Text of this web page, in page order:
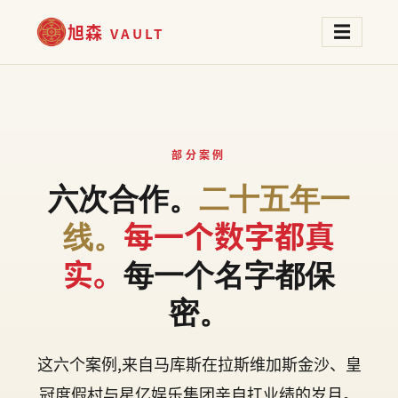
旭森 VAULT ☰
部分案例
六次合作。 二十五年一
线。 每一个数字都真
实。 每一个名字都保
密。
这六个案例,来自马库斯在拉斯维加斯金沙、皇